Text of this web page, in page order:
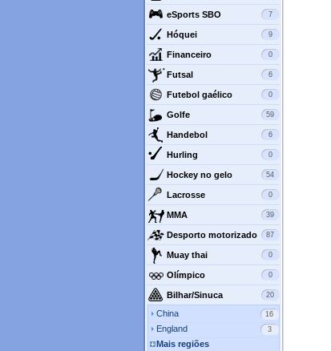
eSports SBO 7
Hóquei 9
Financeiro 0
Futsal 6
Futebol gaélico 0
Golfe 59
Handebol 6
Hurling 0
Hockey no gelo 54
Lacrosse 0
MMA 39
Desporto motorizado 87
Muay thai 0
Olímpico 0
Bilhar/Sinuca 20
China 16
England 3
Mais regiões